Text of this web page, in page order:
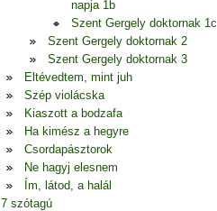
napja 1b
Szent Gergely doktornak 1c
Szent Gergely doktornak 2
Szent Gergely doktornak 3
Eltévedtem, mint juh
Szép violácska
Kiaszott a bodzafa
Ha kimész a hegyre
Csordapásztorok
Ne hagyj elesnem
Ím, látod, a halál
7 szótagú